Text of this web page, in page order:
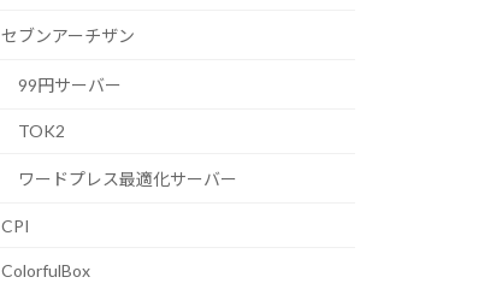
セブンアーチザン
99円サーバー
TOK2
ワードプレス最適化サーバー
CPI
ColorfulBox